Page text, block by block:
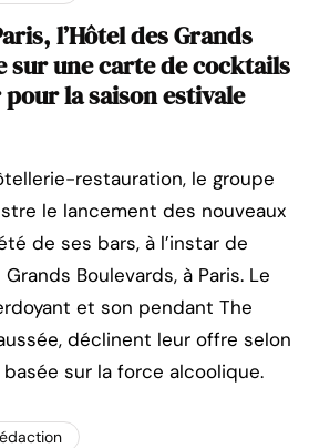
l’Hôtel des Grands
sur une carte de cocktails
la saison estivale
restauration, le groupe
le lancement des nouveaux
de ses bars, à l’instar de
Boulevards, à Paris. Le
et son pendant The
déclinent leur offre selon
sur la force alcoolique.